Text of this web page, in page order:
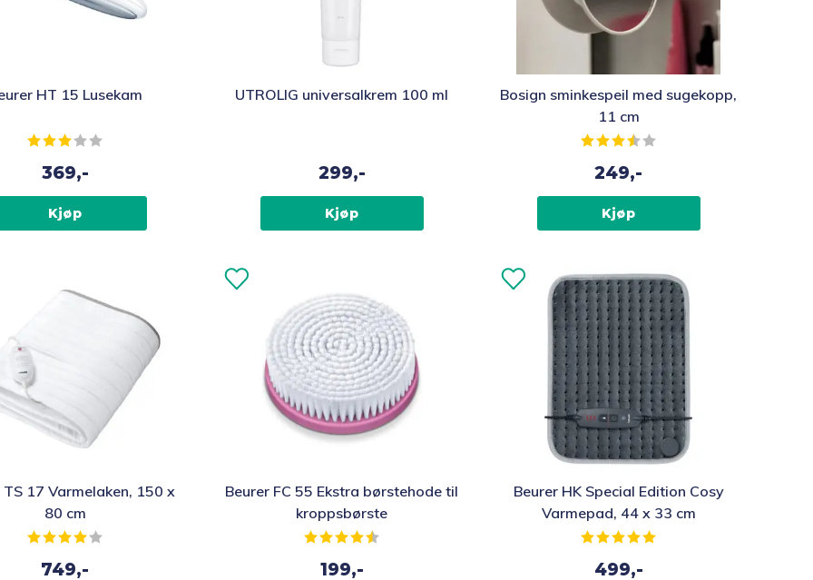
HT 15 Lusekam
Karakter:
369,-
Kjøp
UTROLIG universalkrem 100 ml
299,-
Kjøp
Bosign sminkespeil med sugekopp,
11 cm
Karakter:
249,-
Kjøp
TS 17 Varmelaken, 150 x
80 cm
Karakter:
749,-
Beurer FC 55 Ekstra børstehode til
kroppsbørste
Karakter:
199,-
Beurer HK Special Edition Cosy
Varmepad, 44 x 33 cm
Karakter:
499,-